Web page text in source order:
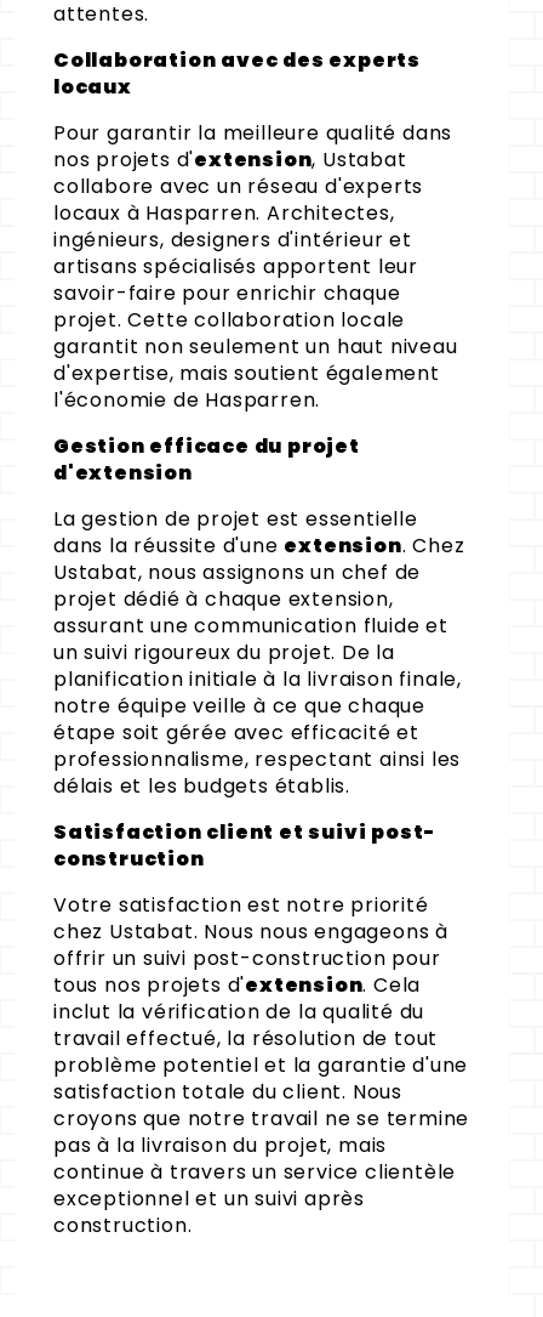
attentes.
Collaboration avec des experts
locaux
Pour garantir la meilleure qualité dans
nos projets d'extension, Ustabat
collabore avec un réseau d'experts
locaux à Hasparren. Architectes,
ingénieurs, designers d'intérieur et
artisans spécialisés apportent leur
savoir-faire pour enrichir chaque
projet. Cette collaboration locale
garantit non seulement un haut niveau
d'expertise, mais soutient également
l'économie de Hasparren.
Gestion efficace du projet
d'extension
La gestion de projet est essentielle
dans la réussite d'une extension. Chez
Ustabat, nous assignons un chef de
projet dédié à chaque extension,
assurant une communication fluide et
un suivi rigoureux du projet. De la
planification initiale à la livraison finale,
notre équipe veille à ce que chaque
étape soit gérée avec efficacité et
professionnalisme, respectant ainsi les
délais et les budgets établis.
Satisfaction client et suivi post-
construction
Votre satisfaction est notre priorité
chez Ustabat. Nous nous engageons à
offrir un suivi post-construction pour
tous nos projets d'extension. Cela
inclut la vérification de la qualité du
travail effectué, la résolution de tout
problème potentiel et la garantie d'une
satisfaction totale du client. Nous
croyons que notre travail ne se termine
pas à la livraison du projet, mais
continue à travers un service clientèle
exceptionnel et un suivi après
construction.